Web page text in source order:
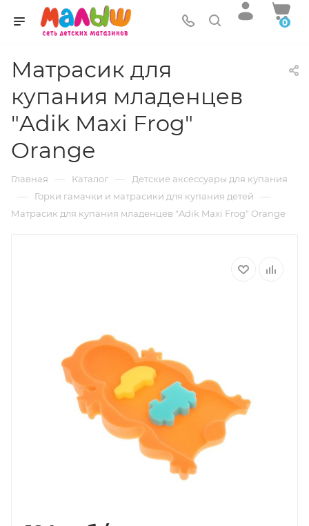
0
Матрасик для
купания младенцев
"Adik Maxi Frog"
Orange
Главная — Каталог — Детские аксессуары для купания
— Горки гамачки и матрасики для купания детей —
Матрасик для купания младенцев "Adik Maxi Frog" Orange